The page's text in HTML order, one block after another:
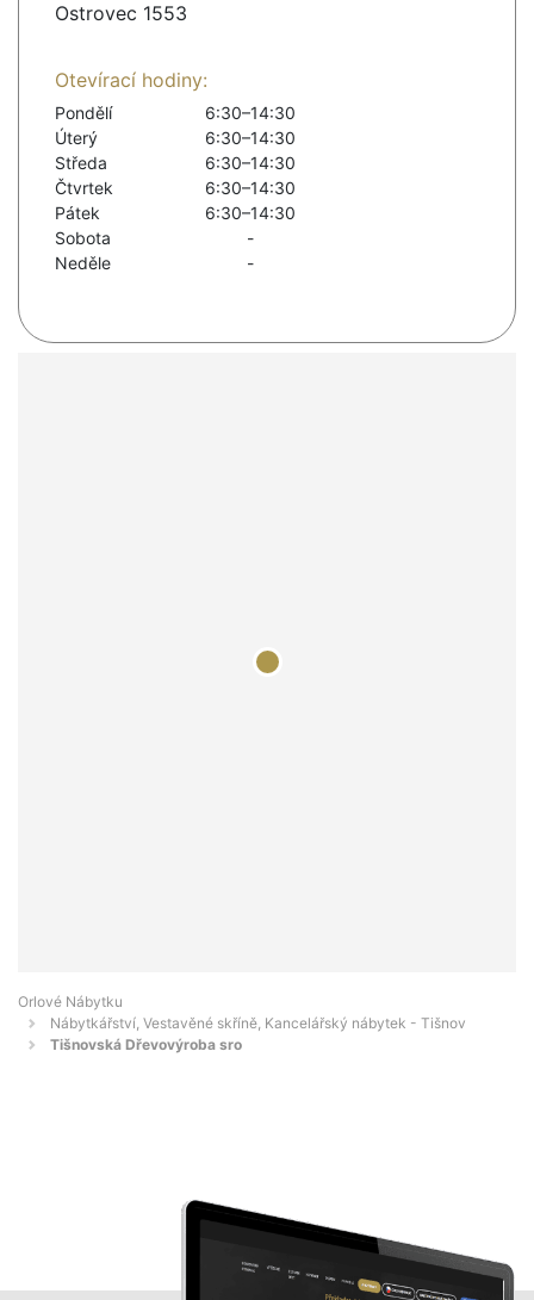
Ostrovec 1553
Otevírací hodiny:
Pondělí
6:30–14:30
Úterý
6:30–14:30
Středa
6:30–14:30
Čtvrtek
6:30–14:30
Pátek
6:30–14:30
Sobota
-
Neděle
-
Orlové Nábytku
Nábytkářství, Vestavěné skříně, Kancelářský nábytek - Tišnov
Tišnovská Dřevovýroba sro